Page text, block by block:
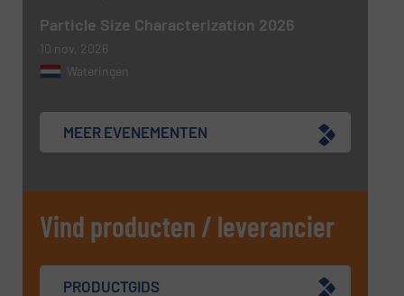
Particle Size Characterization 2026
10 nov, 2026
Wateringen
MEER EVENEMENTEN
Vind producten / leverancier
PRODUCTGIDS